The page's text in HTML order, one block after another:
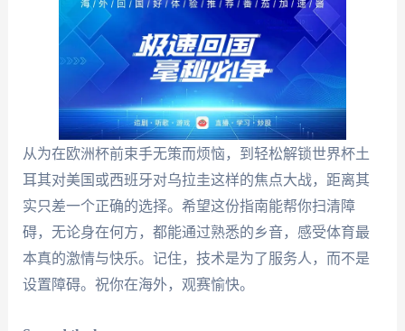
从为在欧洲杯前束手无策而烦恼，到轻松解锁世界杯土
耳其对美国或西班牙对乌拉圭这样的焦点大战，距离其
实只差一个正确的选择。希望这份指南能帮你扫清障
碍，无论身在何方，都能通过熟悉的乡音，感受体育最
本真的激情与快乐。记住，技术是为了服务人，而不是
设置障碍。祝你在海外，观赛愉快。